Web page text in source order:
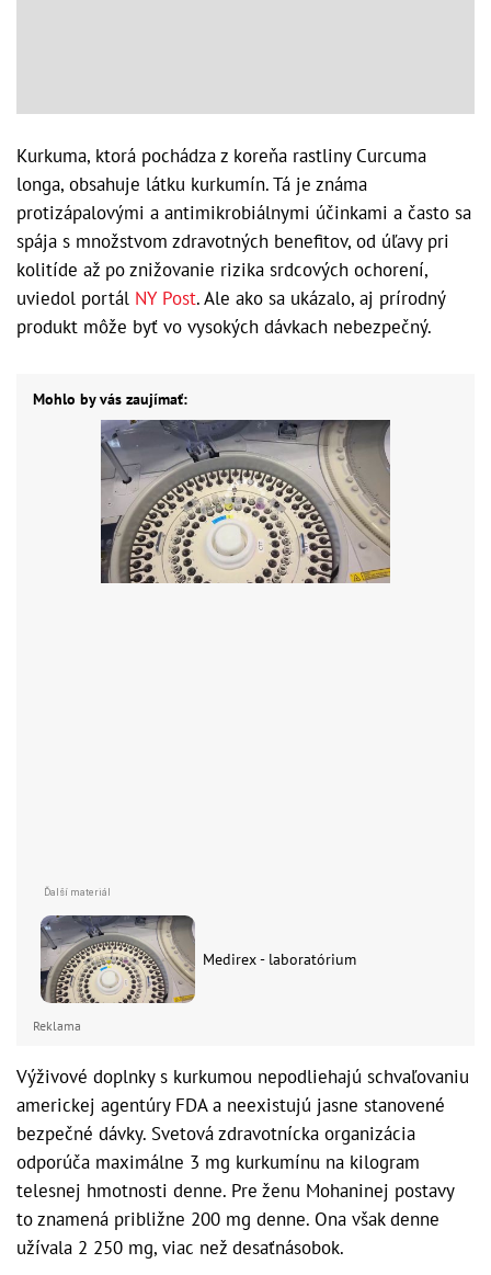
Kurkuma, ktorá pochádza z koreňa rastliny Curcuma
longa, obsahuje látku kurkumín. Tá je známa
protizápalovými a antimikrobiálnymi účinkami a často sa
spája s množstvom zdravotných benefitov, od úľavy pri
kolitíde až po znižovanie rizika srdcových ochorení,
uviedol portál NY Post. Ale ako sa ukázalo, aj prírodný
produkt môže byť vo vysokých dávkach nebezpečný.
Mohlo by vás zaujímať:
Medirex - laboratórium
Reklama
Výživové doplnky s kurkumou nepodliehajú schvaľovaniu
americkej agentúry FDA a neexistujú jasne stanovené
bezpečné dávky. Svetová zdravotnícka organizácia
odporúča maximálne 3 mg kurkumínu na kilogram
telesnej hmotnosti denne. Pre ženu Mohaninej postavy
to znamená približne 200 mg denne. Ona však denne
užívala 2 250 mg, viac než desaťnásobok.